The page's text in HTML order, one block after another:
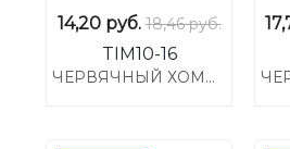
14,20 руб. 18,46 руб.
TIM10-16
ЧЕРВЯЧНЫЙ ХОМУТ 3/8" (10-16) С РУЧКОЙ